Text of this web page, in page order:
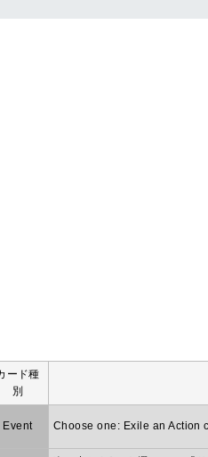
ード種
別
Event Choose one: Exile an Action